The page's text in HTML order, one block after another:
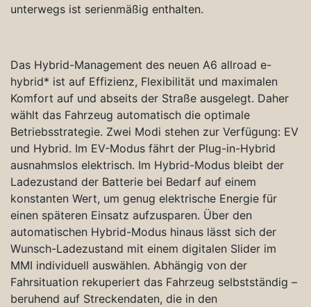
unterwegs ist serienmäßig enthalten.
Das Hybrid-Management des neuen A6 allroad e-
hybrid* ist auf Effizienz, Flexibilität und maximalen
Komfort auf und abseits der Straße ausgelegt. Daher
wählt das Fahrzeug automatisch die optimale
Betriebsstrategie. Zwei Modi stehen zur Verfügung: EV
und Hybrid. Im EV-Modus fährt der Plug-in-Hybrid
ausnahmslos elektrisch. Im Hybrid-Modus bleibt der
Ladezustand der Batterie bei Bedarf auf einem
konstanten Wert, um genug elektrische Energie für
einen späteren Einsatz aufzusparen. Über den
automatischen Hybrid-Modus hinaus lässt sich der
Wunsch-Ladezustand mit einem digitalen Slider im
MMI individuell auswählen. Abhängig von der
Fahrsituation rekuperiert das Fahrzeug selbstständig –
beruhend auf Streckendaten, die in den